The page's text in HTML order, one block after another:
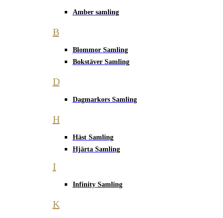
Amber samling
B
Blommor Samling
Bokstäver Samling
D
Dagmarkors Samling
H
Häst Samling
Hjärta Samling
I
Infinity Samling
K